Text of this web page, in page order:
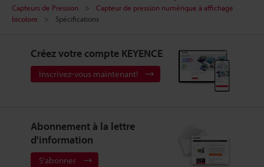
Capteurs de Pression
Capteur de pression numérique à affichage
bicolore
Spécifications
Créez votre compte KEYENCE
Inscrivez-vous maintenant!
Abonnement à la lettre
d'information
S'abonner